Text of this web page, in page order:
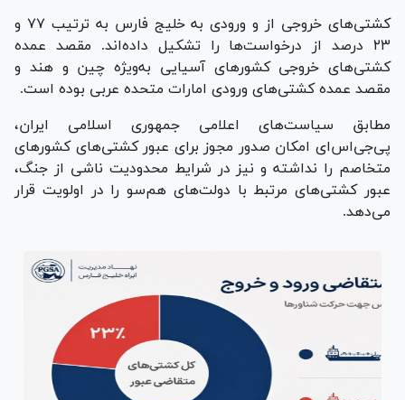
کشتی‌های خروجی از و ورودی به خلیج فارس به ترتیب ۷۷ و
۲۳ درصد از درخواست‌ها را تشکیل داده‌اند. مقصد عمده
کشتی‌های خروجی کشور‌های آسیایی به‌ویژه چین و هند و
مقصد عمده کشتی‌های ورودی امارات متحده عربی بوده است.
مطابق سیاست‌های اعلامی جمهوری اسلامی ایران،
پی‌جی‌اس‌ای امکان صدور مجوز برای عبور کشتی‌های کشور‌های
متخاصم را نداشته و نیز در شرایط محدودیت ناشی از جنگ،
عبور کشتی‌های مرتبط با دولت‌های هم‌سو را در اولویت قرار
می‌دهد.